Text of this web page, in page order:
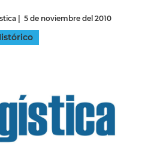
| 5 de noviembre del 2010